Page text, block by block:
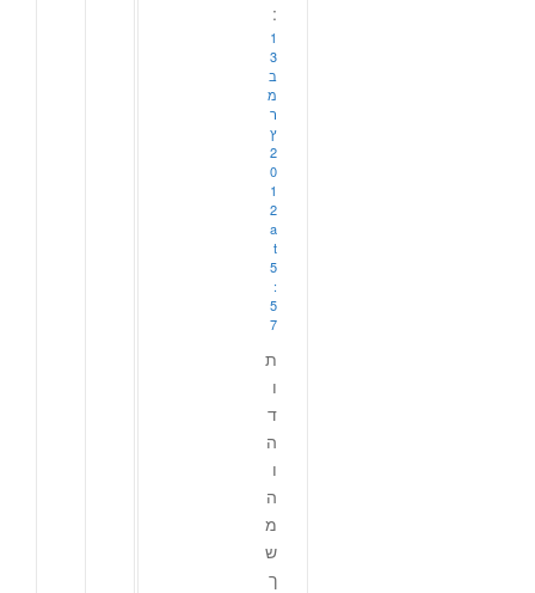
:
1
3
ב
מ
ר
ץ
2
0
1
2
a
t
5
:
5
7
ת
ו
ד
ה
ו
ה
מ
ש
ך